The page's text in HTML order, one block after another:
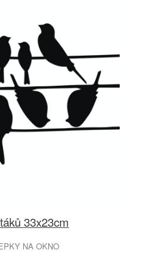
33x23cm
NA OKNO